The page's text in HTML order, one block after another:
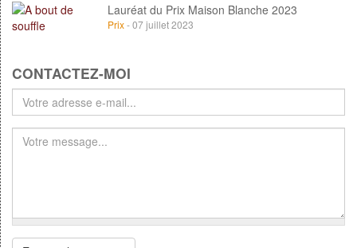
Lauréat du Prix Maison Blanche 2023
Prix- 07 juillet 2023
CONTACTEZ-MOI
adresse